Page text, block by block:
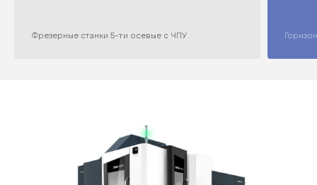
Фрезерные станки 5-ти осевые с ЧПУ